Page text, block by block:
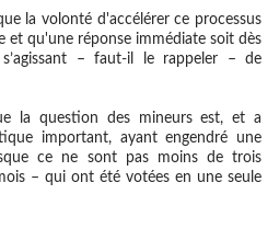
la volonté d'accélérer ce processus
et qu'une réponse immédiate soit dès
– faut-il le rappeler – de
la question des mineurs est, et a
important, ayant engendré une
ce ne sont pas moins de trois
– qui ont été votées en une seule